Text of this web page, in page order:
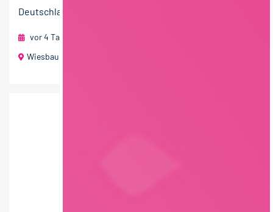
Deutschland,...
vor 4 Tagen
Wiesbaum (Eifel)